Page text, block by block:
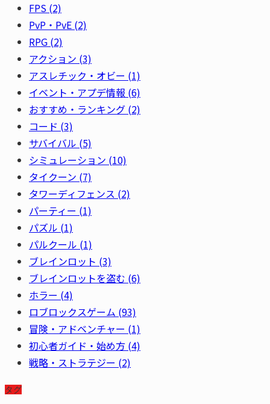
FPS (2)
PvP・PvE (2)
RPG (2)
アクション (3)
アスレチック・オビー (1)
イベント・アプデ情報 (6)
おすすめ・ランキング (2)
コード (3)
サバイバル (5)
シミュレーション (10)
タイクーン (7)
タワーディフェンス (2)
パーティー (1)
パズル (1)
パルクール (1)
ブレインロット (3)
ブレインロットを盗む (6)
ホラー (4)
ロブロックスゲーム (93)
冒険・アドベンチャー (1)
初心者ガイド・始め方 (4)
戦略・ストラテジー (2)
タグ